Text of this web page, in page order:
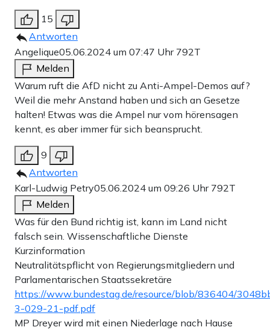
15
Antworten
Angelique05.06.2024 um 07:47 Uhr 792T
Melden
Warum ruft die AfD nicht zu Anti-Ampel-Demos auf?
Weil die mehr Anstand haben und sich an Gesetze
halten! Etwas was die Ampel nur vom hörensagen
kennt, es aber immer für sich beansprucht.
9
Antworten
Karl-Ludwig Petry05.06.2024 um 09:26 Uhr 792T
Melden
Was für den Bund richtig ist, kann im Land nicht
falsch sein. Wissenschaftliche Dienste
Kurzinformation
Neutralitätspflicht von Regierungsmitgliedern und
Parlamentarischen Staatssekretäre
https://www.bundestag.de/resource/blob/836404/
3-029-21-pdf.pdf
MP Dreyer wird mit einen Niederlage nach Hause